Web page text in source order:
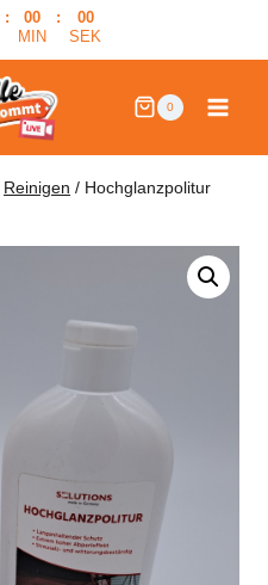
:
00
MIN
:
00
SEK
0
Reinigen / Hochglanzpolitur